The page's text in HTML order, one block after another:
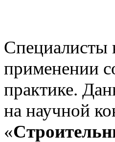
Специалисты
применении
практике.
на научной
«